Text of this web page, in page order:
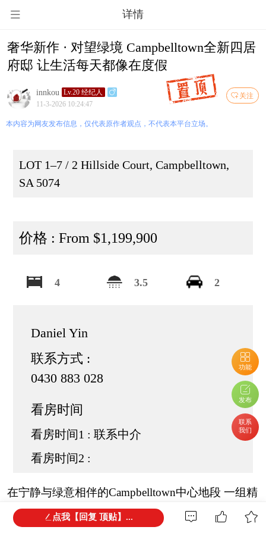
详情
功能
发布
联系
我们
奢华新作 · 对望绿境 Campbelltown全新四居
府邸 让生活每天都像在度假
关注
innkou
Lv.20 经纪人
11-3-2026 10:24:47
本内容为网友发布信息，仅代表原作者观点，不代表本平台立场。
LOT 1–7 / 2 Hillside Court, Campbelltown,
SA 5074
价格 : From $1,199,900
4 3.5 2
Daniel Yin
联系方式 :
0430 883 028
看房时间
看房时间1 : 联系中介
看房时间2 :
在宁静与绿意相伴的Campbelltown中心地段 一组精
致的Torrens Title独立产权四居别墅期房项目The
Reserve隆重登场点我【回复 顶贴】...